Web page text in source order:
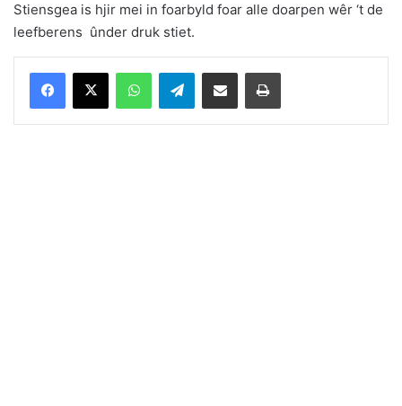
Stiensgea is hjir mei in foarbyld foar alle doarpen wêr ‘t de
leefberens ûnder druk stiet.
WhatsAppTelegramDelen via Email Print